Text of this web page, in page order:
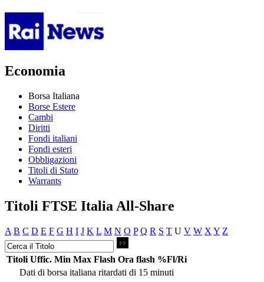
Economia
Borsa Italiana
Borse Estere
Cambi
Diritti
Fondi italiani
Fondi esteri
Obbligazioni
Titoli di Stato
Warrants
Titoli FTSE Italia All-Share
A B C D E F G H I J K L M N O P Q R S T U V W X Y Z
Titoli Uffic. Min Max Flash Ora flash %Fl/Ri
Dati di borsa italiana ritardati di 15 minuti